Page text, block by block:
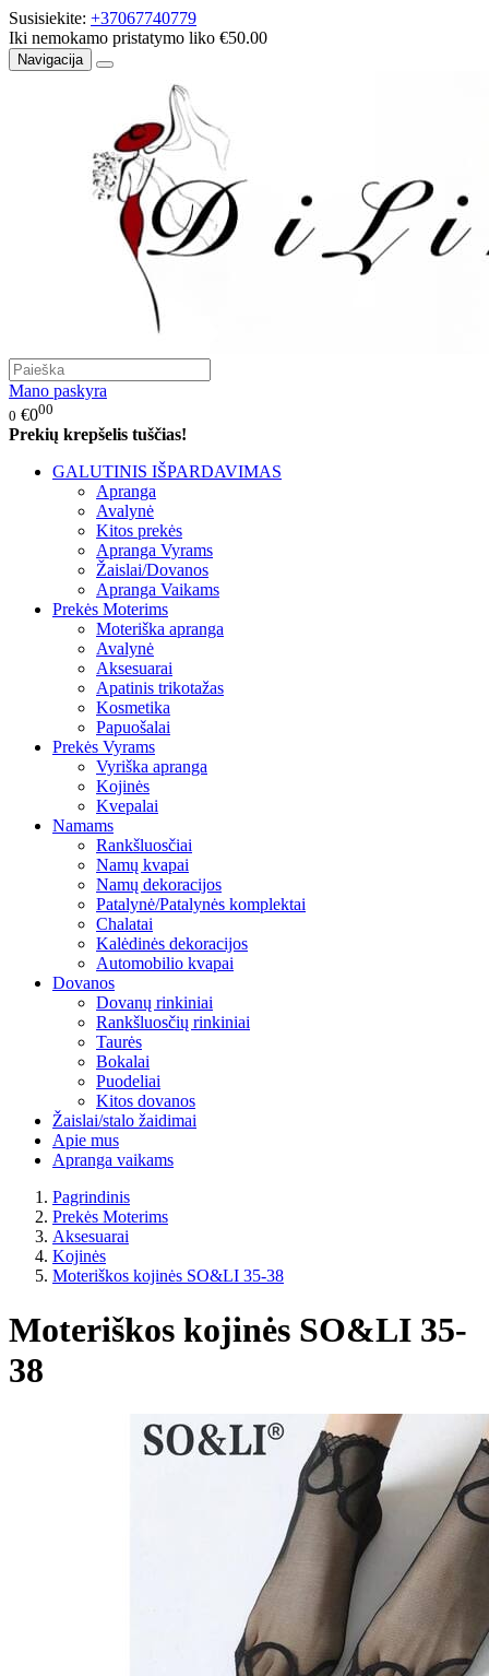
Susisiekite: +37067740779
Iki nemokamo pristatymo liko €50.00
Navigacija
Mano paskyra
0 €000
Prekių krepšelis tuščias!
GALUTINIS IŠPARDAVIMAS
Apranga
Avalynė
Kitos prekės
Apranga Vyrams
Žaislai/Dovanos
Apranga Vaikams
Prekės Moterims
Moteriška apranga
Avalynė
Aksesuarai
Apatinis trikotažas
Kosmetika
Papuošalai
Prekės Vyrams
Vyriška apranga
Kojinės
Kvepalai
Namams
Rankšluosčiai
Namų kvapai
Namų dekoracijos
Patalynė/Patalynės komplektai
Chalatai
Kalėdinės dekoracijos
Automobilio kvapai
Dovanos
Dovanų rinkiniai
Rankšluosčių rinkiniai
Taurės
Bokalai
Puodeliai
Kitos dovanos
Žaislai/stalo žaidimai
Apie mus
Apranga vaikams
Pagrindinis
Prekės Moterims
Aksesuarai
Kojinės
Moteriškos kojinės SO&LI 35-38
Moteriškos kojinės SO&LI 35-
38